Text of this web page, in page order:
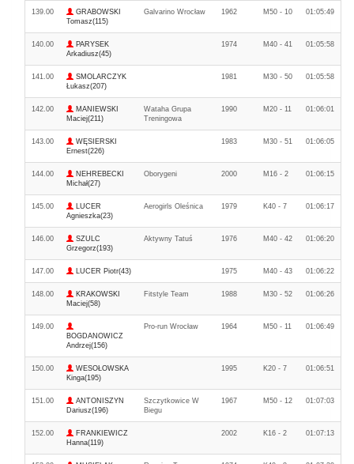
139.00
GRABOWSKI
Tomasz(115)
Galvarino Wrocław 1962 M50 - 10 01:05:49
140.00
PARYSEK
Arkadiusz(45)
1974 M40 - 41 01:05:58
141.00
SMOLARCZYK
Łukasz(207)
1981 M30 - 50 01:05:58
142.00
MANIEWSKI
Maciej(211)
Wataha Grupa
Treningowa
1990 M20 - 11 01:06:01
143.00
WĘSIERSKI
Ernest(226)
1983 M30 - 51 01:06:05
144.00
NEHREBECKI
Michał(27)
Oborygeni 2000 M16 - 2 01:06:15
145.00
LUCER
Agnieszka(23)
Aerogirls Oleśnica 1979 K40 - 7 01:06:17
146.00
SZULC
Grzegorz(193)
Aktywny Tatuś 1976 M40 - 42 01:06:20
147.00 LUCER Piotr(43) 1975 M40 - 43 01:06:22
148.00
KRAKOWSKI
Maciej(58)
Fitstyle Team 1988 M30 - 52 01:06:26
149.00
BOGDANOWICZ
Andrzej(156)
Pro-run Wrocław 1964 M50 - 11 01:06:49
150.00
WESOŁOWSKA
Kinga(195)
1995 K20 - 7 01:06:51
151.00
ANTONISZYN
Dariusz(196)
Szczytkowice W
Biegu
1967 M50 - 12 01:07:03
152.00
FRANKIEWICZ
Hanna(119)
2002 K16 - 2 01:07:13